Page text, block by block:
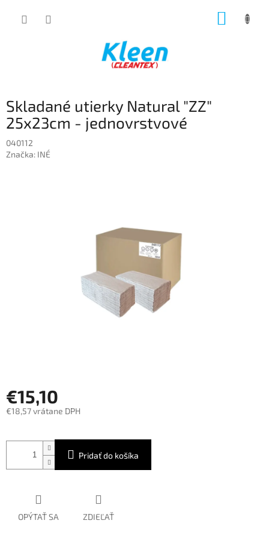
Skladané utierky Natural "ZZ"
25x23cm - jednovrstvové
040112
Značka: INÉ
€15,10
€18,57 vrátane DPH
cena:
Pridať do košíka
OPÝTAŤ SA ZDIEĽAŤ